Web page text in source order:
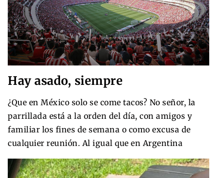
Hay asado, siempre
¿Que en México solo se come tacos? No señor, la
parrillada está a la orden del día, con amigos y
familiar los fines de semana o como excusa de
cualquier reunión. Al igual que en Argentina